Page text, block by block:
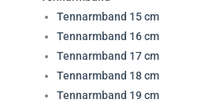
Tennarmband 15 cm
Tennarmband 16 cm
Tennarmband 17 cm
Tennarmband 18 cm
Tennarmband 19 cm